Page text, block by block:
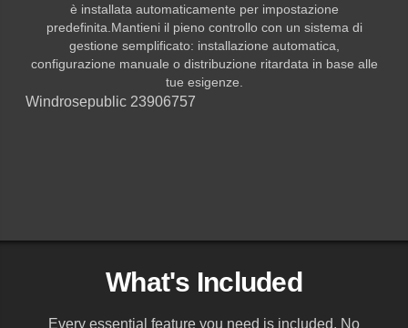
è installata automaticamente per impostazione
predefinita.Mantieni il pieno controllo con un sistema di
gestione semplificato: installazione automatica,
configurazione manuale o distribuzione ritardata in base alle
tue esigenze.
Windrosepublic 23906757
What's Included
Every essential feature you need is included. No